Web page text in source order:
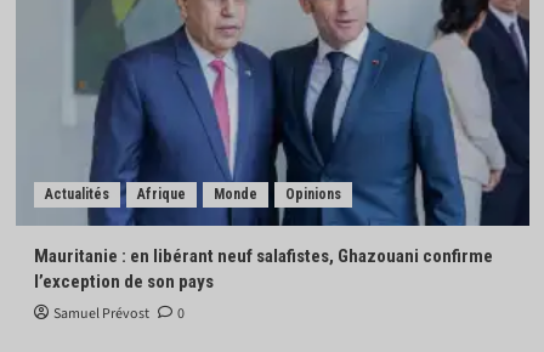
Actualités Afrique Monde Opinions
Mauritanie : en libérant neuf salafistes, Ghazouani confirme
l’exception de son pays
Samuel Prévost 0